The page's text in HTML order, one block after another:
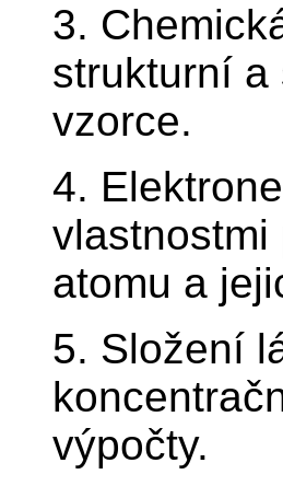
3.
strukturní a
vzorce.
4.
atomu a
5. Složení
výpočty.